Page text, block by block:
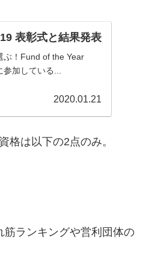
表彰式と結果発表
ぶ！Fund of the Year
加している...
2020.01.21
格は以下の2点のみ。
筋ランキングや営利団体の